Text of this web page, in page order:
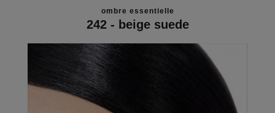
ombre essentielle
242 - beige suede